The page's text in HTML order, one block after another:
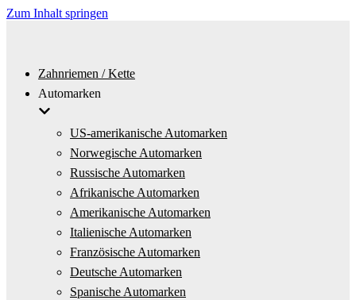
Zum Inhalt springen
Zahnriemen / Kette
Automarken
US-amerikanische Automarken
Norwegische Automarken
Russische Automarken
Afrikanische Automarken
Amerikanische Automarken
Italienische Automarken
Französische Automarken
Deutsche Automarken
Spanische Automarken